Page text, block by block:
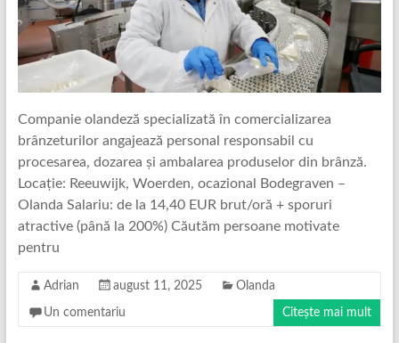
Companie olandeză specializată în comercializarea
brânzeturilor angajează personal responsabil cu
procesarea, dozarea și ambalarea produselor din brânză.
Locație: Reeuwijk, Woerden, ocazional Bodegraven –
Olanda Salariu: de la 14,40 EUR brut/oră + sporuri
atractive (până la 200%) Căutăm persoane motivate
pentru
Adrian august 11, 2025 Olanda
Un comentariu Citește mai mult